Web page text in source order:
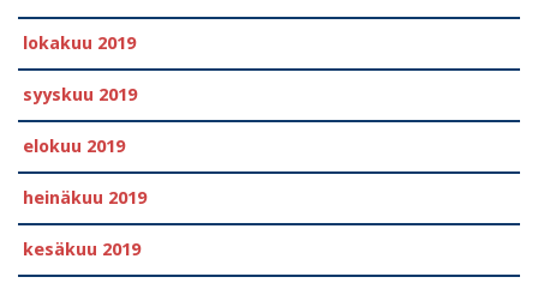
lokakuu 2019
syyskuu 2019
elokuu 2019
heinäkuu 2019
kesäkuu 2019